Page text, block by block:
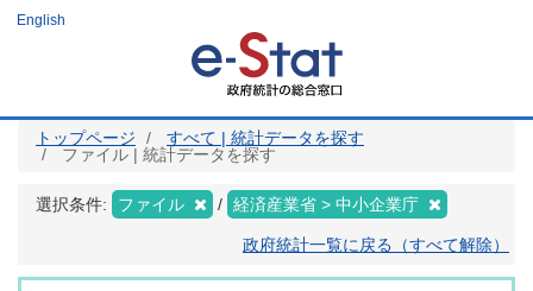
ツ
English
トップページ
すべて | 統計データを探す
ファイル | 統計データを探す
選択条件: ファイル 経済産業省 > 中小企業庁
政府統計一覧に戻る（すべて解除）